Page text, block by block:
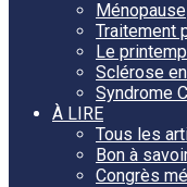
Ménopause
Traitement
Le
Sclérose
Syndrome
À LIRE
Tous les
Bon à
Congrès